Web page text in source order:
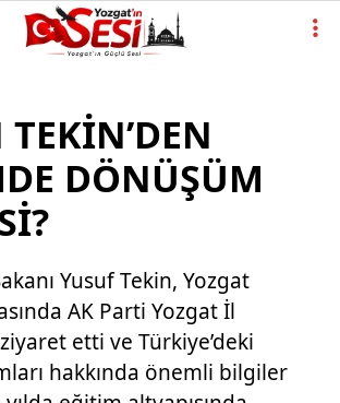
DÖNÜŞÜM
Yusuf Tekin, Yozgat
AK Parti Yozgat İl
ziyaret etti ve Türkiye’deki
hakkında önemli bilgiler